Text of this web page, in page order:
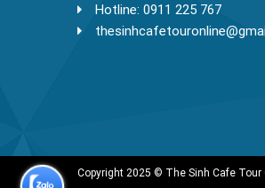
Hotline: 0911 225 767
Copyright 2025 © The Sinh Cafe